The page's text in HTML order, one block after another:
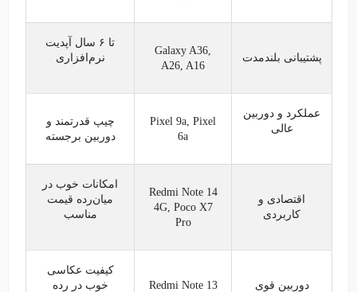
پشتیبانی بلندمدت
Galaxy A36,
A26, A16
تا ۶ سال آپدیت
نرم‌افزاری
عملکرد و دوربین
Pixel 9a, Pixel
چیپ قدرتمند و
دوربین برجسته
اقتصادی و
کاربردی
Redmi Note 14
4G, Poco X7
امکانات خوب در
میان‌رده قیمت
مناسب
دوربین قوی
Redmi Note 13
کیفیت عکاسی
خوب در رده